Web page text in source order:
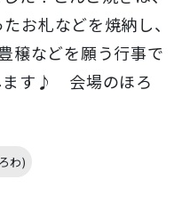
お札などを焼納し、
穣などを願う行事で
ます♪ 会場のほろ
わ)